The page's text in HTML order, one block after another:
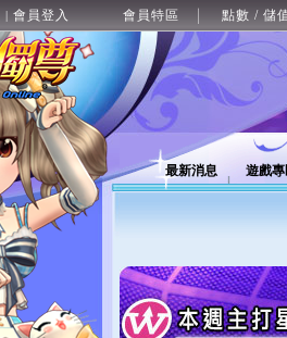
| 會員登入 會員特區 點數 / 儲
最新消息 遊戲